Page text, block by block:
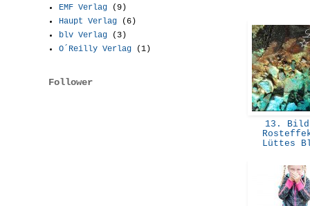
13.
Lüttes
EMF Verlag
(9)
Haupt Verlag
(6)
blv Verlag
(3)
O´Reilly Verlag
(1)
Follower